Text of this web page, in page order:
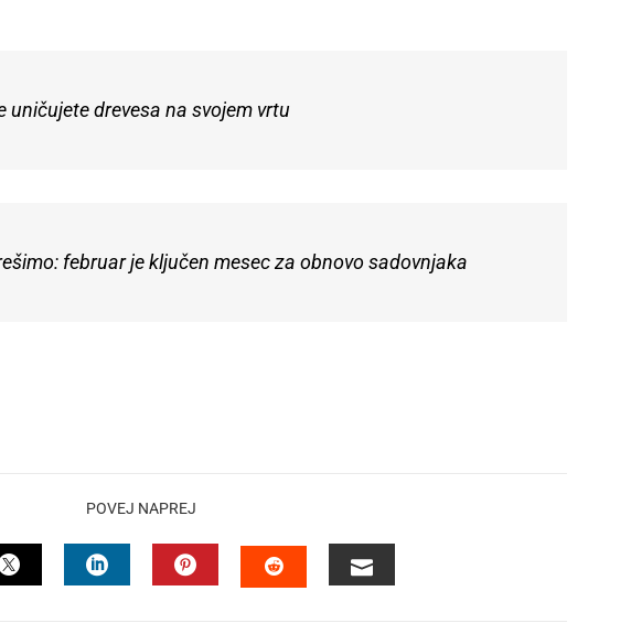
uničujete drevesa na svojem vrtu
februar je ključen mesec za obnovo sadovnjaka
POVEJ NAPREJ